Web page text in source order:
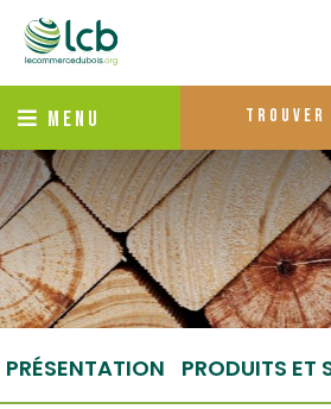
MENU trouver
PRÉSENTATION PRODUITS ET